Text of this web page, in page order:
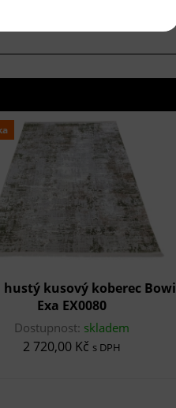
hustý kusový koberec Bowi
Exa EX0080
Dostupnost: skladem
2 720,00 Kč s DPH